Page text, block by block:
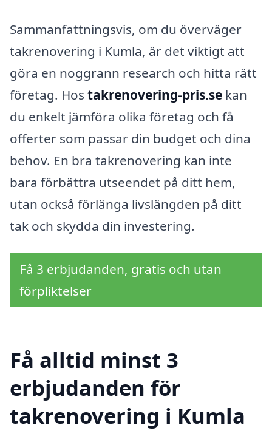
Sammanfattningsvis, om du överväger
takrenovering i Kumla, är det viktigt att
göra en noggrann research och hitta rätt
företag. Hos takrenovering-pris.se kan
du enkelt jämföra olika företag och få
offerter som passar din budget och dina
behov. En bra takrenovering kan inte
bara förbättra utseendet på ditt hem,
utan också förlänga livslängden på ditt
tak och skydda din investering.
Få 3 erbjudanden, gratis och utan
förpliktelser
Få alltid minst 3
erbjudanden för
takrenovering i Kumla